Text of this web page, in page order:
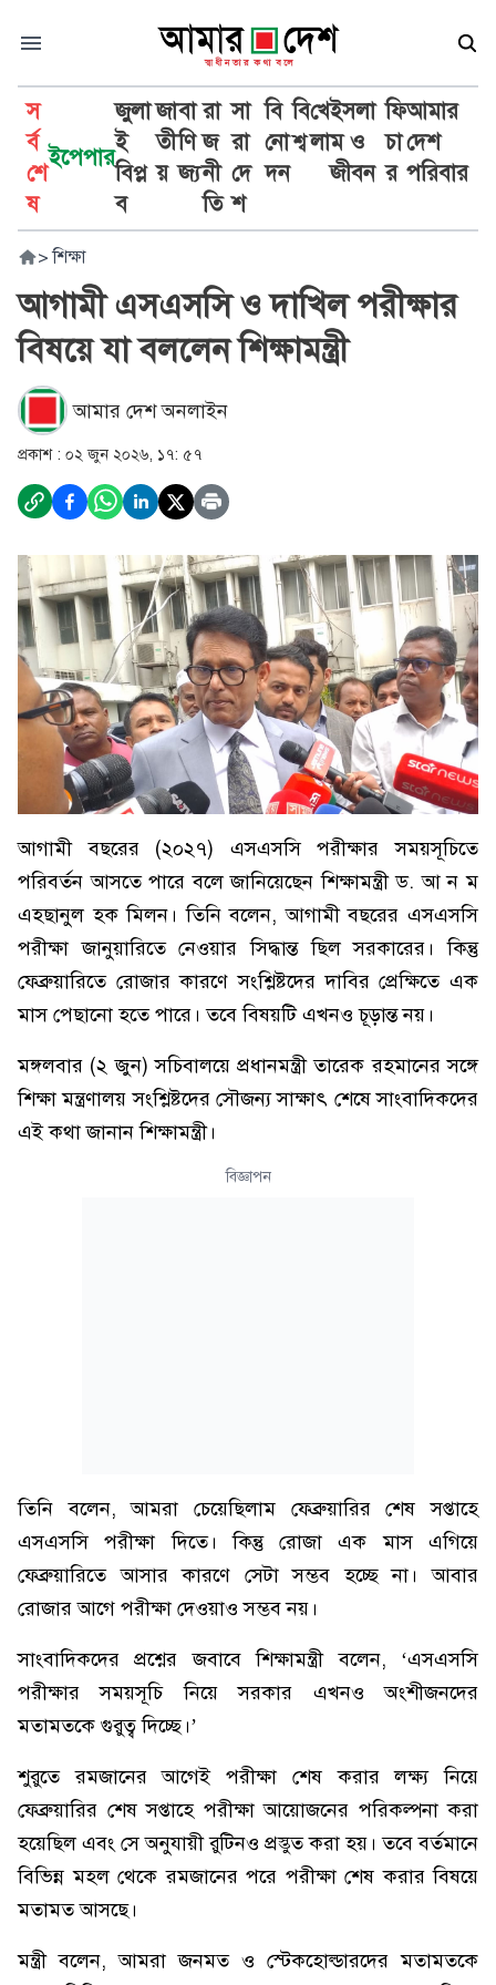
স
র্ব
শে
ষ
ইপেপার
জুলা
ই
বিপ্ল
ব
জা
তী
য়
বা
ণি
জ্য
রা
জ
নী
তি
সা
রা
দে
শ
বি
নো
দন
বি
শ্ব
খে
লা
ইসলা
ম ও
জীবন
ফি
চা
র
আমার
দেশ
পরিবার
> শিক্ষা
আগামী এসএসসি ও দাখিল পরীক্ষার
বিষয়ে যা বললেন শিক্ষামন্ত্রী
আমার দেশ অনলাইন
প্রকাশ : ০২ জুন ২০২৬, ১৭: ৫৭
আগামী বছরের (২০২৭) এসএসসি পরীক্ষার সময়সূচিতে
পরিবর্তন আসতে পারে বলে জানিয়েছেন শিক্ষামন্ত্রী ড. আ ন ম
এহছানুল হক মিলন। তিনি বলেন, আগামী বছরের এসএসসি
পরীক্ষা জানুয়ারিতে নেওয়ার সিদ্ধান্ত ছিল সরকারের। কিন্তু
ফেব্রুয়ারিতে রোজার কারণে সংশ্লিষ্টদের দাবির প্রেক্ষিতে এক
মাস পেছানো হতে পারে। তবে বিষয়টি এখনও চূড়ান্ত নয়।
মঙ্গলবার (২ জুন) সচিবালয়ে প্রধানমন্ত্রী তারেক রহমানের সঙ্গে
শিক্ষা মন্ত্রণালয় সংশ্লিষ্টদের সৌজন্য সাক্ষাৎ শেষে সাংবাদিকদের
এই কথা জানান শিক্ষামন্ত্রী।
বিজ্ঞাপন
তিনি বলেন, আমরা চেয়েছিলাম ফেব্রুয়ারির শেষ সপ্তাহে
এসএসসি পরীক্ষা দিতে। কিন্তু রোজা এক মাস এগিয়ে
ফেব্রুয়ারিতে আসার কারণে সেটা সম্ভব হচ্ছে না। আবার
রোজার আগে পরীক্ষা দেওয়াও সম্ভব নয়।
সাংবাদিকদের প্রশ্নের জবাবে শিক্ষামন্ত্রী বলেন, ‘এসএসসি
পরীক্ষার সময়সূচি নিয়ে সরকার এখনও অংশীজনদের
মতামতকে গুরুত্ব দিচ্ছে।’
শুরুতে রমজানের আগেই পরীক্ষা শেষ করার লক্ষ্য নিয়ে
ফেব্রুয়ারির শেষ সপ্তাহে পরীক্ষা আয়োজনের পরিকল্পনা করা
হয়েছিল এবং সে অনুযায়ী রুটিনও প্রস্তুত করা হয়। তবে বর্তমানে
বিভিন্ন মহল থেকে রমজানের পরে পরীক্ষা শেষ করার বিষয়ে
মতামত আসছে।
মন্ত্রী বলেন, আমরা জনমত ও স্টেকহোল্ডারদের মতামতকে